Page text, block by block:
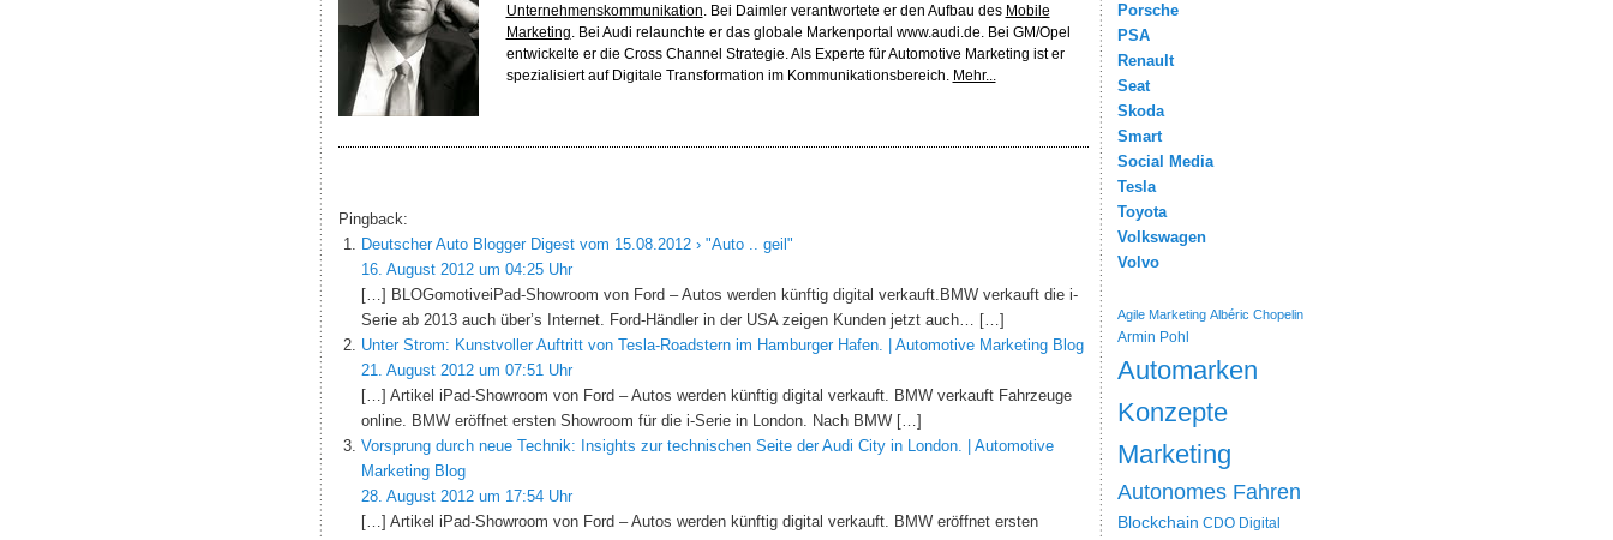
Unternehmenskommunikation. Bei Daimler verantwortete er den Aufbau des Mobile
Marketing. Bei Audi relaunchte er das globale Markenportal www.audi.de. Bei GM/Opel
entwickelte er die Cross Channel Strategie. Als Experte für Automotive Marketing ist er
spezialisiert auf Digitale Transformation im Kommunikationsbereich. Mehr...
Pingback:
Deutscher Auto Blogger Digest vom 15.08.2012 › "Auto .. geil"
16. August 2012 um 04:25 Uhr
[…] BLOGomotiveiPad-Showroom von Ford – Autos werden künftig digital verkauft.BMW verkauft die i-
Serie ab 2013 auch über’s Internet. Ford-Händler in der USA zeigen Kunden jetzt auch… […]
Unter Strom: Kunstvoller Auftritt von Tesla-Roadstern im Hamburger Hafen. | Automotive Marketing Blog
21. August 2012 um 07:51 Uhr
[…] Artikel iPad-Showroom von Ford – Autos werden künftig digital verkauft. BMW verkauft Fahrzeuge
online. BMW eröffnet ersten Showroom für die i-Serie in London. Nach BMW […]
Vorsprung durch neue Technik: Insights zur technischen Seite der Audi City in London. | Automotive
Marketing Blog
28. August 2012 um 17:54 Uhr
[…] Artikel iPad-Showroom von Ford – Autos werden künftig digital verkauft. BMW eröffnet ersten
Porsche
PSA
Renault
Seat
Skoda
Smart
Social Media
Tesla
Toyota
Volkswagen
Volvo
Agile Marketing Albéric Chopelin
Armin Pohl
Automarken
Konzepte
Marketing
Autonomes Fahren
Blockchain CDO Digital